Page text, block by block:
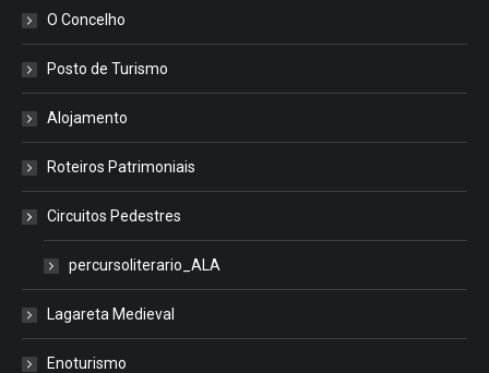
O Concelho
Posto de Turismo
Alojamento
Roteiros Patrimoniais
Circuitos Pedestres
percursoliterario_ALA
Lagareta Medieval
Enoturismo